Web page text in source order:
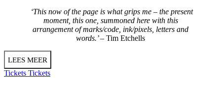
‘This now of the page is what grips me – the present
moment, this one, summoned here with this
arrangement of marks/code, ink/pixels, letters and
words.’– Tim Etchells
LEES MEER
Tickets Tickets